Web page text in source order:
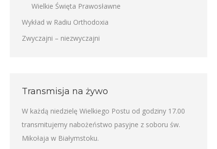
Wielkie Święta Prawosławne
Wykład w Radiu Orthodoxia
Zwyczajni – niezwyczajni
Transmisja na żywo
W każdą niedzielę Wielkiego Postu od godziny 17.00
transmitujemy nabożeństwo pasyjne z soboru św.
Mikołaja w Białymstoku.